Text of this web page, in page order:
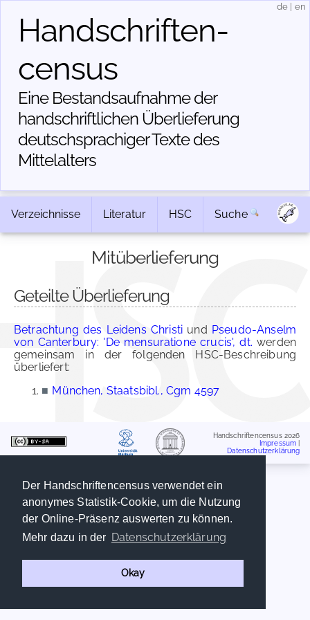
Der Handschriftencensus verwendet ein
anonymes Statistik-Cookie, um die Nutzung
der Online-Präsenz auswerten zu können.
Mehr dazu in der Datenschutzerklärung
Okay
Handschriften­
census
Eine Bestandsaufnahme der
handschriftlichen Über­lieferung
deutschsprachiger Texte des
Mittelalters
de en
Verzeichnisse Literatur HSC Suche
Mitüberlieferung
Geteilte Überlieferung
Betrachtung des Leidens Christi und Pseudo-Anselm
von Canterbury: 'De mensuratione crucis', dt. werden
gemeinsam in der folgenden HSC-Beschreibung
überliefert:
■ München, Staatsbibl., Cgm 4597
Handschriftencensus 2026
Impressum
Datenschutzerklärung